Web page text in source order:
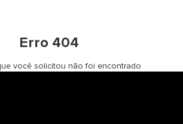
Erro 404
você solicitou não foi encontrado